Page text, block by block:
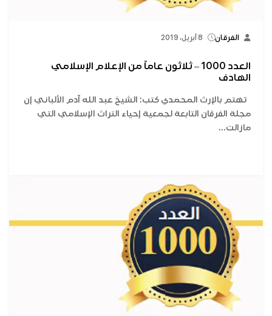
الفرقان 8 أبريل، 2019
العدد 1000 – ثلاثون عاماً من الإعلام الإسلامي
الهادف
تهتم بالإرث المحمدي كتب: الشيخ عبد الله آدم الألباني إن
مجلة الفرقان التابعة لجمعية إحياء التراث الإسلامي التي
مازالت...